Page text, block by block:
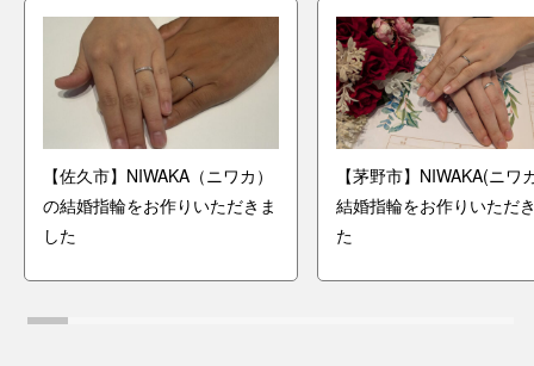
【佐久市】NIWAKA（ニワカ）
の結婚指輪をお作りいただきま
した
【茅野市】NIWAKA(ニワ
結婚指輪をお作りいただ
た